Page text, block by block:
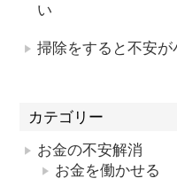
い
掃除をすると不安が
カテゴリー
お金の不安解消
お金を働かせる